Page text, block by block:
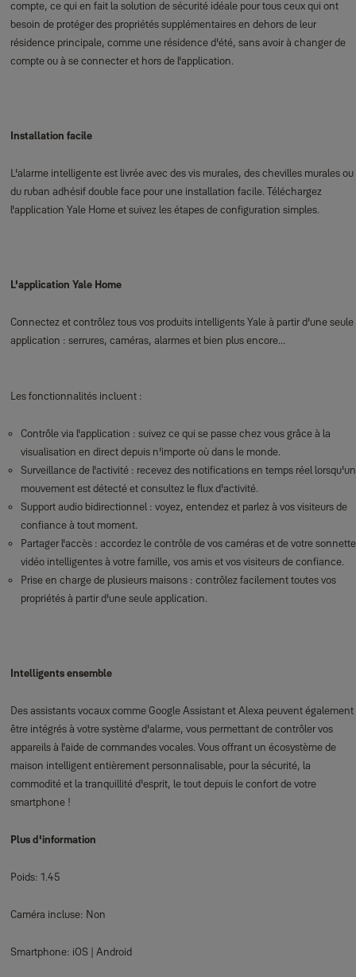
compte, ce qui en fait la solution de sécurité idéale pour tous ceux qui ont
besoin de protéger des propriétés supplémentaires en dehors de leur
résidence principale, comme une résidence d'été, sans avoir à changer de
compte ou à se connecter et hors de l'application.
Installation facile
L'alarme intelligente est livrée avec des vis murales, des chevilles murales ou
du ruban adhésif double face pour une installation facile. Téléchargez
l'application Yale Home et suivez les étapes de configuration simples.
L'application Yale Home
Connectez et contrôlez tous vos produits intelligents Yale à partir d'une seule
application : serrures, caméras, alarmes et bien plus encore...
Les fonctionnalités incluent :
Contrôle via l'application : suivez ce qui se passe chez vous grâce à la
visualisation en direct depuis n'importe où dans le monde.
Surveillance de l'activité : recevez des notifications en temps réel lorsqu'un
mouvement est détecté et consultez le flux d'activité.
Support audio bidirectionnel : voyez, entendez et parlez à vos visiteurs de
confiance à tout moment.
Partager l'accès : accordez le contrôle de vos caméras et de votre sonnette
vidéo intelligentes à votre famille, vos amis et vos visiteurs de confiance.
Prise en charge de plusieurs maisons : contrôlez facilement toutes vos
propriétés à partir d'une seule application.
Intelligents ensemble
Des assistants vocaux comme Google Assistant et Alexa peuvent également
être intégrés à votre système d'alarme, vous permettant de contrôler vos
appareils à l'aide de commandes vocales. Vous offrant un écosystème de
maison intelligent entièrement personnalisable, pour la sécurité, la
commodité et la tranquillité d'esprit, le tout depuis le confort de votre
smartphone !
Plus d'information
Poids: 1.45
Caméra incluse: Non
Smartphone: iOS | Android